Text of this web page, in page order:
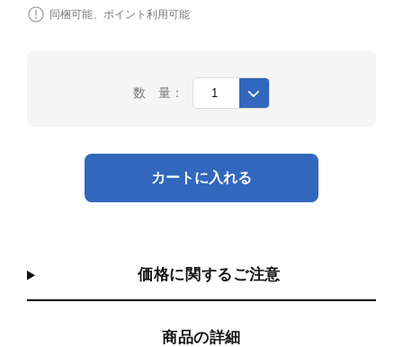
同梱可能、ポイント利用可能
数 量：
カートに入れる
価格に関するご注意
商品の詳細